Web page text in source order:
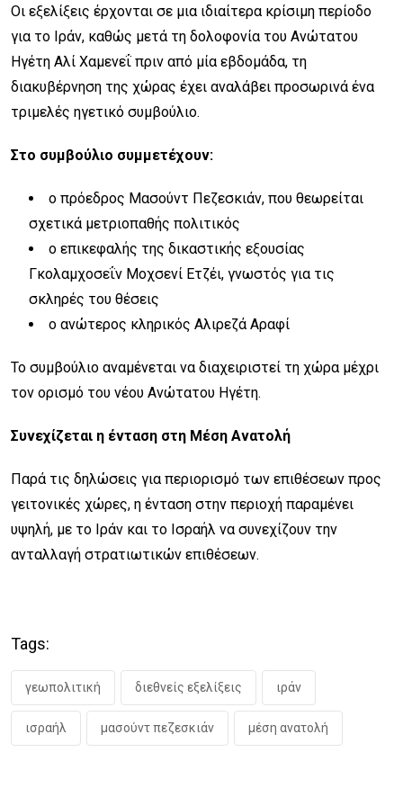
Οι εξελίξεις έρχονται σε μια ιδιαίτερα κρίσιμη περίοδο
για το Ιράν, καθώς μετά τη δολοφονία του Ανώτατου
Ηγέτη Αλί Χαμενεΐ πριν από μία εβδομάδα, τη
διακυβέρνηση της χώρας έχει αναλάβει προσωρινά ένα
τριμελές ηγετικό συμβούλιο.
Στο συμβούλιο συμμετέχουν:
ο πρόεδρος Μασούντ Πεζεσκιάν, που θεωρείται
σχετικά μετριοπαθής πολιτικός
ο επικεφαλής της δικαστικής εξουσίας
Γκολαμχοσεΐν Μοχσενί Ετζέι, γνωστός για τις
σκληρές του θέσεις
ο ανώτερος κληρικός Αλιρεζά Αραφί
Το συμβούλιο αναμένεται να διαχειριστεί τη χώρα μέχρι
τον ορισμό του νέου Ανώτατου Ηγέτη.
Συνεχίζεται η ένταση στη Μέση Ανατολή
Παρά τις δηλώσεις για περιορισμό των επιθέσεων προς
γειτονικές χώρες, η ένταση στην περιοχή παραμένει
υψηλή, με το Ιράν και το Ισραήλ να συνεχίζουν την
ανταλλαγή στρατιωτικών επιθέσεων.
Tags:
γεωπολιτική διεθνείς εξελίξεις ιράν
ισραήλ μασούντ πεζεσκιάν μέση ανατολή